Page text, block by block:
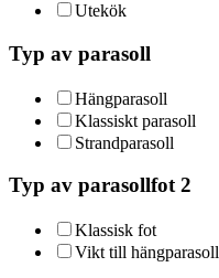
Utekök
Typ av parasoll
Hängparasoll
Klassiskt parasoll
Strandparasoll
Typ av parasollfot 2
Klassisk fot
Vikt till hängparasoll